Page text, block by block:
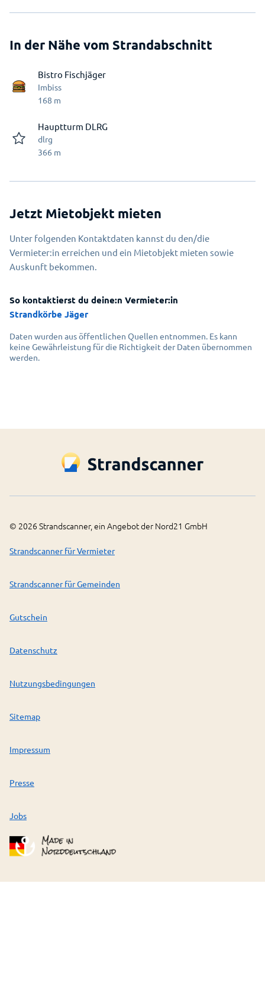
In der Nähe vom Strandabschnitt
Bistro Fischjäger
Imbiss
168 m
Hauptturm DLRG
dlrg
366 m
Jetzt Mietobjekt mieten
Unter folgenden Kontaktdaten kannst du den/die
Vermieter:in erreichen und ein Mietobjekt mieten sowie
Auskunft bekommen.
So kontaktierst du deine:n Vermieter:in
Strandkörbe Jäger
Daten wurden aus öffentlichen Quellen entnommen. Es kann
keine Gewährleistung für die Richtigkeit der Daten übernommen
werden.
© 2026 Strandscanner, ein Angebot der Nord21 GmbH
Strandscanner für Vermieter
Strandscanner für Gemeinden
Gutschein
Datenschutz
Nutzungsbedingungen
Sitemap
Impressum
Presse
Jobs